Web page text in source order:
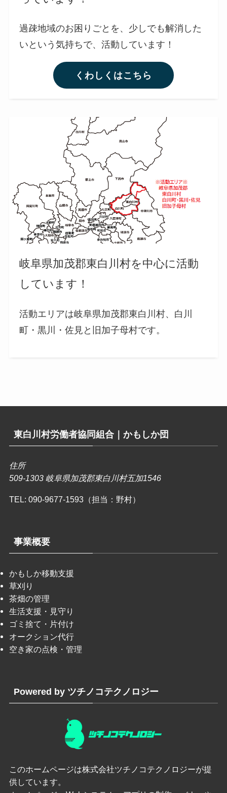
過疎地域のお困りごとを、少しでも解消した
いという気持ちで、活動しています！
くわしくはこちら
岐阜県加茂郡東白川村を中心に活動
しています！
活動エリアは岐阜県加茂郡東白川村、白川
町・黒川・佐見と旧加子母村です。
東白川村労働者協同組合｜かもしか団
住所
509-1303 岐阜県加茂郡東白川村五加1546
TEL: 090-9677-1593（担当：野村）
事業概要
かもしか移動支援
草刈り
茶畑の管理
生活支援・見守り
ゴミ捨て・片付け
オークション代行
空き家の点検・管理
Powered by ツチノコテクノロジー
このホームページは株式会社ツチノコテクノロジーが提
供しています。